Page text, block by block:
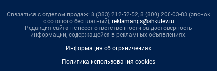
Связаться с отделом продаж: 8 (383) 212-52-52, 8 (800) 200-03-83 (звонок
с сотового бесплатный), reklamangs@shkulev.ru
Редакция сайта не несет ответственности за достоверность
информации, содержащейся в рекламных объявлениях.
Информация об ограничениях
Политика использования cookies